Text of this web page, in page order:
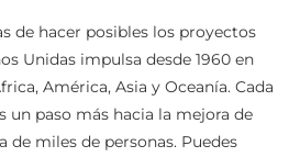
de hacer posibles los proyectos
Unidas impulsa desde 1960 en
América, Asia y Oceanía. Cada
un paso más hacia la mejora de
de miles de personas. Puedes